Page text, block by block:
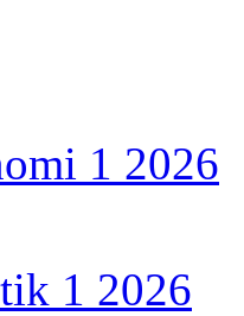
1 2026
1 2026